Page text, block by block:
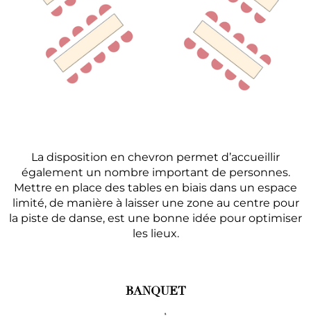
La disposition en chevron permet d’accueillir
également un nombre important de personnes.
Mettre en place des tables en biais dans un espace
limité, de manière à laisser une zone au centre pour
la piste de danse, est une bonne idée pour optimiser
les lieux.
BANQUET